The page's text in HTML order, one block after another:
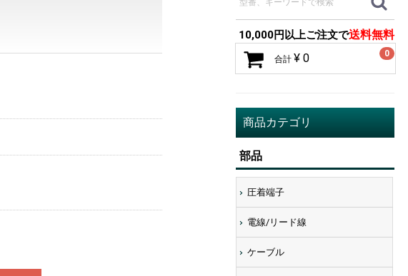
10,000円以上ご注文で送料無料
0
合計 ¥ 0
商品カテゴリ
部品
圧着端子
電線/リード線
ケーブル